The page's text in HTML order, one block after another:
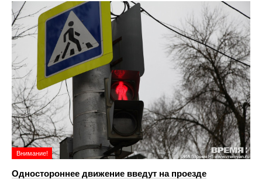
Внимание!
Одностороннее движение введут на проезде